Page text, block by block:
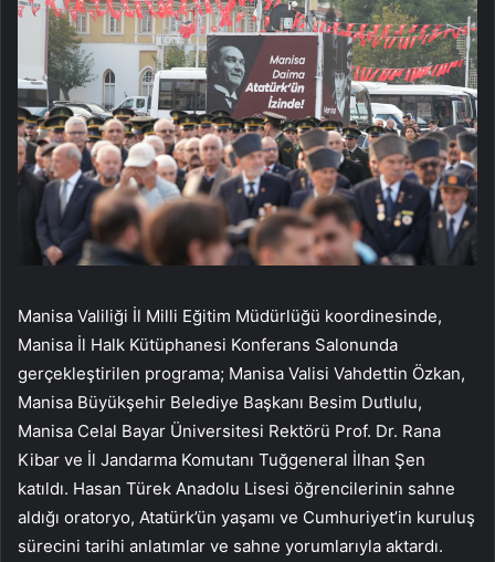
Manisa Valiliği İl Milli Eğitim Müdürlüğü koordinesinde,
Manisa İl Halk Kütüphanesi Konferans Salonunda
gerçekleştirilen programa; Manisa Valisi Vahdettin Özkan,
Manisa Büyükşehir Belediye Başkanı Besim Dutlulu,
Manisa Celal Bayar Üniversitesi Rektörü Prof. Dr. Rana
Kibar ve İl Jandarma Komutanı Tuğgeneral İlhan Şen
katıldı. Hasan Türek Anadolu Lisesi öğrencilerinin sahne
aldığı oratoryo, Atatürk’ün yaşamı ve Cumhuriyet’in kuruluş
sürecini tarihi anlatımlar ve sahne yorumlarıyla aktardı.